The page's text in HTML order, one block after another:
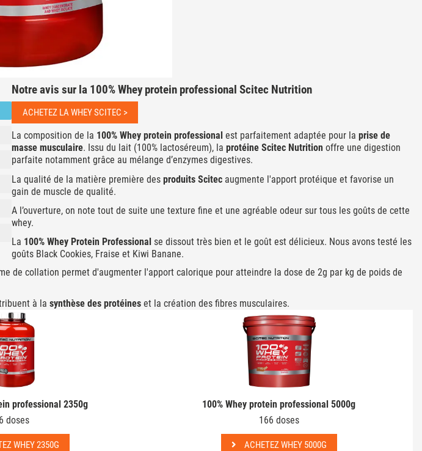
Notre avis sur la 100% Whey protein professional Scitec Nutrition
ACHETEZ LA WHEY SCITEC >
La composition de la 100% Whey protein professional est parfaitement adaptée pour la prise de
masse musculaire. Issu du lait (100% lactoséreum), la protéine Scitec Nutrition offre une digestion
parfaite notamment grâce au mélange d’enzymes digestives.
La qualité de la matière première des produits Scitec augmente l'apport protéique et favorise un
gain de muscle de qualité.
A l’ouverture, on note tout de suite une texture fine et une agréable odeur sur tous les goûts de cette
whey.
La 100% Whey Protein Professional se dissout très bien et le goût est délicieux. Nous avons testé les
goûts Black Cookies, Fraise et Kiwi Banane.
de collation permet d'augmenter l'apport calorique pour atteindre la dose de 2g par kg de poids de
à la synthèse des protéines et la création des fibres musculaires.
professional 2350g
doses
WHEY 2350G
100% Whey protein professional 5000g
166 doses
ACHETEZ WHEY 5000G